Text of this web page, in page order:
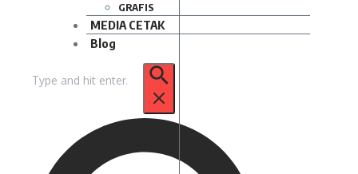
GRAFIS
MEDIA CETAK
Blog
untuk: